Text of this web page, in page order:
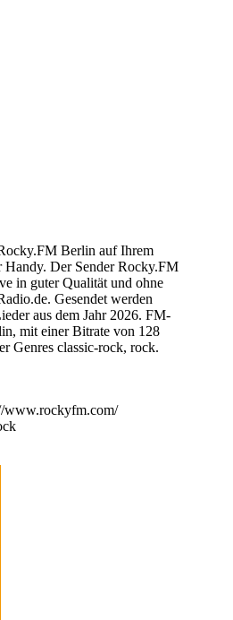
Berlin auf Ihrem
Handy. Der Sender Rocky.FM
in guter Qualität und ohne
Gesendet werden
aus dem Jahr 2026. FM-
mit einer Bitrate von 128
Genres classic-rock, rock.
www.rockyfm.com/